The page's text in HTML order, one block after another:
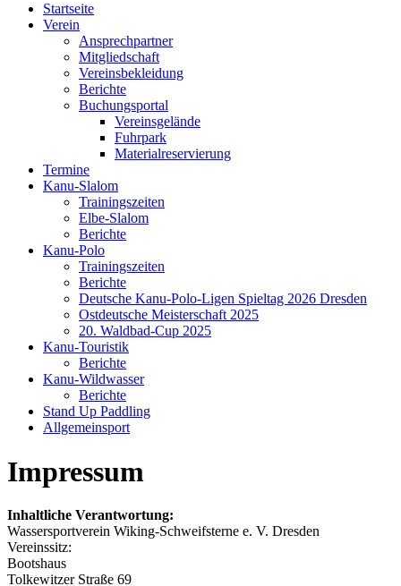
Startseite
Verein
Ansprechpartner
Mitgliedschaft
Vereinsbekleidung
Berichte
Buchungsportal
Vereinsgelände
Fuhrpark
Materialreservierung
Termine
Kanu-Slalom
Trainingszeiten
Elbe-Slalom
Berichte
Kanu-Polo
Trainingszeiten
Berichte
Deutsche Kanu-Polo-Ligen Spieltag 2026 Dresden
Ostdeutsche Meisterschaft 2025
20. Waldbad-Cup 2025
Kanu-Touristik
Berichte
Kanu-Wildwasser
Berichte
Stand Up Paddling
Allgemeinsport
Impressum
Inhaltliche Verantwortung:
Wassersportverein Wiking-Schweifsterne e. V. Dresden
Vereinssitz:
Bootshaus
Tolkewitzer Straße 69